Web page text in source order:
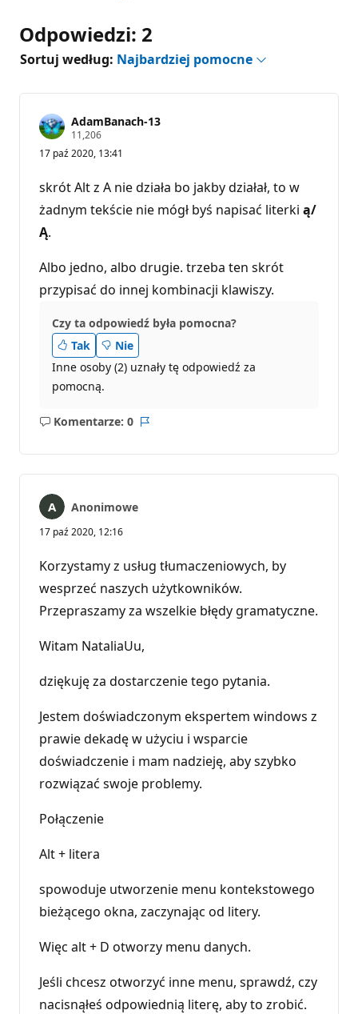
Odpowiedzi: 2
Sortuj według: Najbardziej pomocne
AdamBanach-13
11,206P
n
y
r
e
a
c
j
17 paź 2020, 13:41
skrót Alt z A nie działa bo jakby działał, to w
żadnym tekście nie mógł byś napisać literki ą/
Ą.
Albo jedno, albo drugie. trzeba ten skrót
przypisać do innej kombinacji klawiszy.
Czy ta odpowiedź była pomocna?
Tak
Nie
Inne osoby (2) uznały tę odpowiedź za
pomocną.
Komentarze: 0
Brak
Anonimowe
17 paź 2020, 12:16
Korzystamy z usług tłumaczeniowych, by
wesprzeć naszych użytkowników.
Przepraszamy za wszelkie błędy gramatyczne.
Witam NataliaUu,
dziękuję za dostarczenie tego pytania.
Jestem doświadczonym ekspertem windows z
prawie dekadę w użyciu i wsparcie
doświadczenie i mam nadzieję, aby szybko
rozwiązać swoje problemy.
Połączenie
Alt + litera
spowoduje utworzenie menu kontekstowego
bieżącego okna, zaczynając od litery.
Więc alt + D otworzy menu danych.
Jeśli chcesz otworzyć inne menu, sprawdź, czy
nacisnąłeś odpowiednią literę, aby to zrobić.